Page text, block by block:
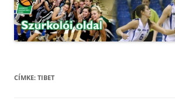
CÍMKE: TIBET